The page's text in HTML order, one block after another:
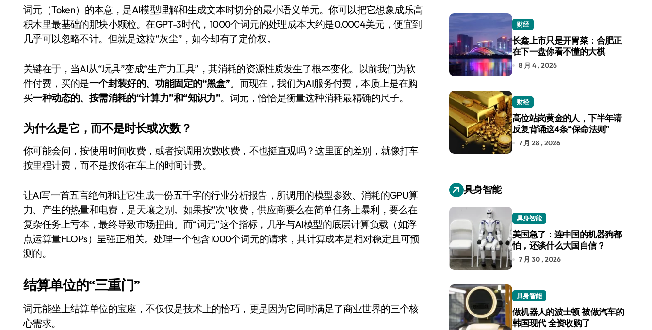
花钱买宝马，启动先看蜘蛛侠？”车主怒了：车内不是广告屏！
Windows 11家庭版和专业版，选错真的会后悔吗？
维修店最怕的“作死”操作：把手机塞冰箱，你中招了吗？
轻到忽略不计 大疆Mini 2S内录实测，值不值得冲？
对不起胖东来，我先不学了——永辉的“休克疗法”宣告暂停
国际首次！中国钙钛矿探测器太空“开箱”，一边探测射线一边光伏发电
小米涨价！K90跳上3099，小米17标准版逼近4800
长鑫上市只是开胃菜：合肥正在下一盘你看不懂的大棋
耳机低音像白开水？90%的人第一步就做错了
复古玩家狂喜：Anbernic第三次复刻GBA SP，情怀拉满
Xbox 360 游戏终于要登 PC，光盘党也能“以盘换数”了？
净利润暴跌7.7%，苏泊尔开始靠“擦边”续命了？
词元（Token）的本意，是AI模型理解和生成文本时切分的最小语义单元。你可以把它想象成乐高
积木里最基础的那块小颗粒。在GPT-3时代，1000个词元的处理成本大约是0.0004美元，便宜到
几乎可以忽略不计。但就是这粒“灰尘”，如今却有了定价权。
关键在于，当AI从“玩具”变成“生产力工具”，其消耗的资源性质发生了根本变化。以前我们为软
件付费，买的是一个封装好的、功能固定的“黑盒”。而现在，我们为AI服务付费，本质上是在购
买一种动态的、按需消耗的“计算力”和“知识力”。词元，恰恰是衡量这种消耗最精确的尺子。
为什么是它，而不是时长或次数？
你可能会问，按使用时间收费，或者按调用次数收费，不也挺直观吗？这里面的差别，就像打车
按里程计费，而不是按你在车上的时间计费。
让AI写一首五言绝句和让它生成一份五千字的行业分析报告，所调用的模型参数、消耗的GPU算
力、产生的热量和电费，是天壤之别。如果按“次”收费，供应商要么在简单任务上暴利，要么在
复杂任务上亏本，最终导致市场扭曲。而“词元”这个指标，几乎与AI模型的底层计算负载（如浮
点运算量FLOPs）呈强正相关。处理一个包含1000个词元的请求，其计算成本是相对稳定且可预
测的。
结算单位的“三重门”
词元能坐上结算单位的宝座，不仅仅是技术上的恰巧，更是因为它同时满足了商业世界的三个核
心需求。
财经
长鑫上市只是开胃菜：合肥正
在下一盘你看不懂的大棋
8 月 4 , 2026
财经
高位站岗黄金的人，下半年请
反复背诵这4条“保命法则”
7 月 28 , 2026
具身智能
具身智能
美国急了：连中国的机器狗都
怕，还谈什么大国自信？
7 月 30 , 2026
具身智能
做机器人的波士顿 被做汽车的
韩国现代 全资收购了